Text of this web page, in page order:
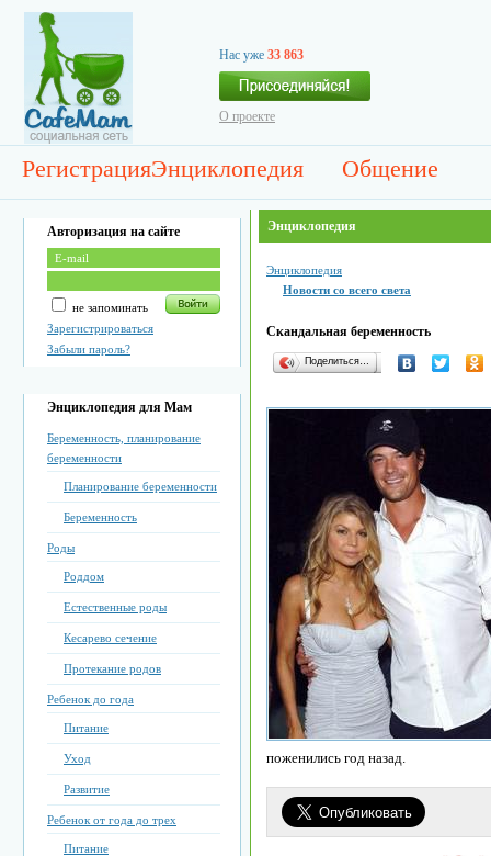
Нас уже 33 863
О проекте
РегистрацияЭнциклопедия Общение
Авторизация на сайте
не запоминать
Зарегистрироваться
Забыли пароль?
Энциклопедия для Мам
Беременность, планирование
беременности
Планирование беременности
Беременность
Роды
Роддом
Естественные роды
Кесарево сечение
Протекание родов
Ребенок до года
Питание
Уход
Развитие
Ребенок от года до трех
Питание
Энциклопедия
Энциклопедия
Новости со всего света
Скандальная беременность
Поделиться…
поженились год назад.